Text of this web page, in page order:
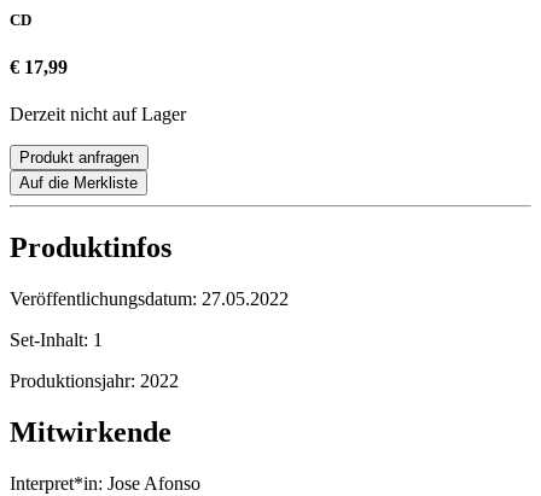
CD
€ 17,99
Derzeit nicht auf Lager
Produkt anfragen
Auf die Merkliste
Produktinfos
Veröffentlichungsdatum: 27.05.2022
Set-Inhalt: 1
Produktionsjahr: 2022
Mitwirkende
Interpret*in: Jose Afonso